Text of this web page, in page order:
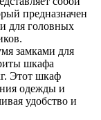
предназначен
для головных
замками для
шкафа
Этот шкаф
одежды и
удобство и